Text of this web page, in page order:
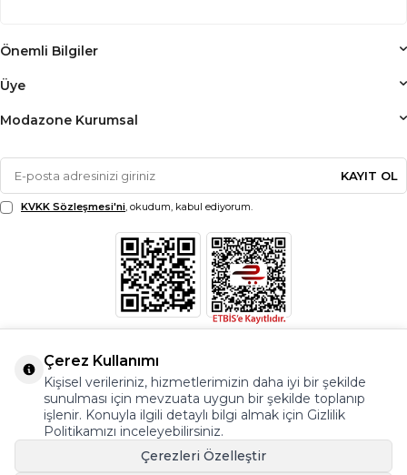
Önemli Bilgiler
Üye
Modazone Kurumsal
KAYIT OL
KVKK Sözleşmesi'ni, okudum, kabul ediyorum.
Çerez Kullanımı
Kişisel verileriniz, hizmetlerimizin daha iyi bir şekilde
sunulması için mevzuata uygun bir şekilde toplanıp
işlenir. Konuyla ilgili detaylı bilgi almak için Gizlilik
Politikamızı inceleyebilirsiniz.
Çerezleri Özelleştir